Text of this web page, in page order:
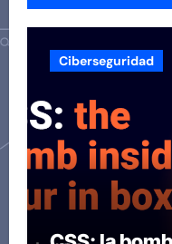
Ciberseguridad